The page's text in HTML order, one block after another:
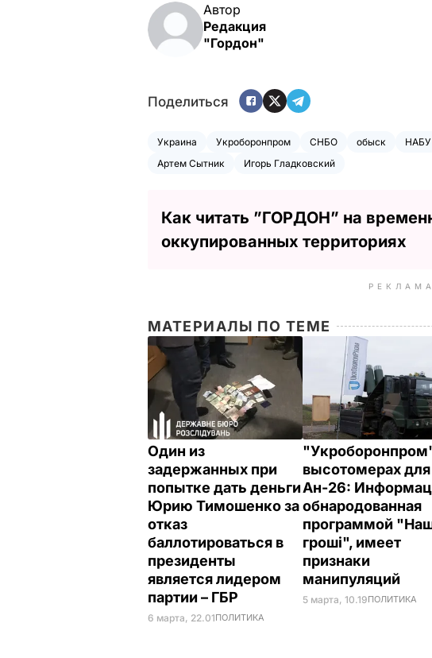
Автор
Редакция
"Гордон"
Поделиться
Украина Укроборонпром СНБО обыск НАБУ
Артем Сытник
Игорь Гладковский
Как читать ”ГОРДОН” на
оккупированных территориях
РЕКЛАМА
МАТЕРИАЛЫ ПО ТЕМЕ
Один из
задержанных при
попытке дать деньги
Юрию Тимошенко за
отказ
баллотироваться в
президенты
является лидером
партии – ГБР
6 марта, 22.01ПОЛИТИКА
высотомерах для
Ан-26:
обнародованная
программой
гроші", имеет
признаки
манипуляций
5 марта, 10.19ПОЛИТИКА